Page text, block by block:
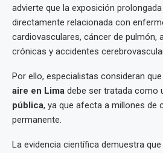
advierte que la exposición
directamente relacionada con
cardiovasculares, cáncer de pulmón,
crónicas y accidentes
Por ello, especialistas consideran
aire en Lima debe ser tratada como
pública, ya que afecta a millones de
permanente.
La evidencia científica demuestra